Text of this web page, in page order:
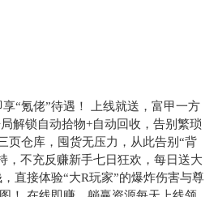
“氪佬”待遇！ 上线就送，富甲一方​
解锁自动拾物+自动回收，告别繁琐
页仓库，囤货无压力，从此告别“背
，不充反赚​ 新手七日狂欢，每日送大
直接体验“大R玩家”的爆炸伤害与尊